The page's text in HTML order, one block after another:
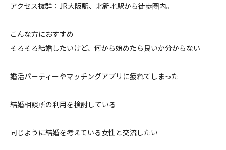
アクセス抜群：JR大阪駅、北新地駅から徒歩圏内。
こんな方におすすめ
そろそろ結婚したいけど、何から始めたら良いか分からない
婚活パーティーやマッチングアプリに疲れてしまった
結婚相談所の利用を検討している
同じように結婚を考えている女性と交流したい